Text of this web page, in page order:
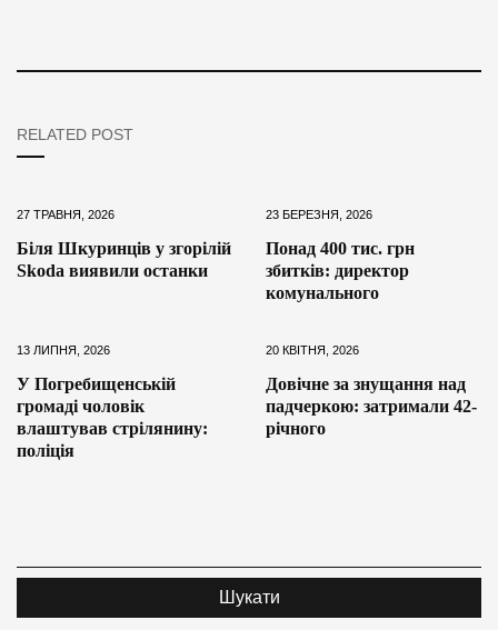
RELATED POST
27 ТРАВНЯ, 2026
Біля Шкуринців у згорілій
Skoda виявили останки
23 БЕРЕЗНЯ, 2026
Понад 400 тис. грн
збитків: директор
комунального
13 ЛИПНЯ, 2026
У Погребищенській
громаді чоловік
влаштував стрілянину:
поліція
20 КВІТНЯ, 2026
Довічне за знущання над
падчеркою: затримали 42-
річного